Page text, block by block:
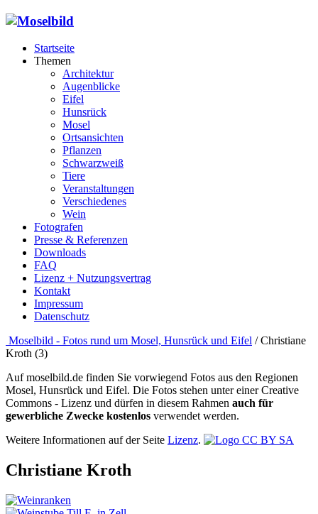
Startseite
Themen
Architektur
Augenblicke
Eifel
Hunsrück
Mosel
Ortsansichten
Pflanzen
Schwarzweiß
Tiere
Veranstaltungen
Verschiedenes
Wein
Fotografen
Presse & Referenzen
Downloads
FAQ
Lizenz + Nutzungsvertrag
Kontakt
Impressum
Datenschutz
Moselbild - Fotos rund um Mosel, Hunsrück und Eifel / Christiane
Kroth (3)
Auf moselbild.de finden Sie vorwiegend Fotos aus den Regionen
Mosel, Hunsrück und Eifel. Die Fotos stehen unter einer Creative
Commons - Lizenz und dürfen in diesem Rahmen auch für
gewerbliche Zwecke kostenlos verwendet werden.
Weitere Informationen auf der Seite Lizenz.
Christiane Kroth